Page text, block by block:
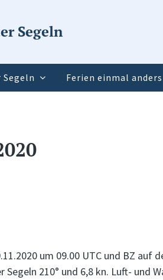
Segeln
Ferien einmal anders
um 09.00 UTC und BZ auf
210° und 6,8 kn. Luft- und